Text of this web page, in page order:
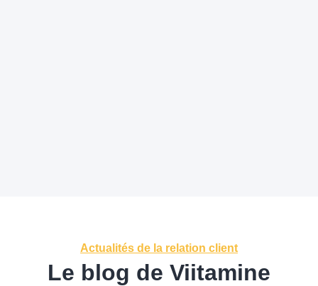
Actualités de la relation client
Le blog de Viitamine